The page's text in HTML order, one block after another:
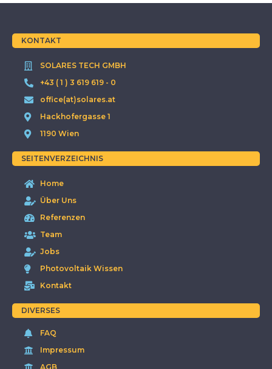
KONTAKT
SOLARES TECH GMBH
+43 ( 1 ) 3 619 619 - 0
office(at)solares.at
Hackhofergasse 1
1190 Wien
SEITENVERZEICHNIS
Home
Über Uns
Referenzen
Team
Jobs
Photovoltaik Wissen
Kontakt
DIVERSES
FAQ
Impressum
AGB